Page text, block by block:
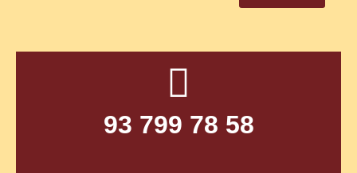
93 799 78 58